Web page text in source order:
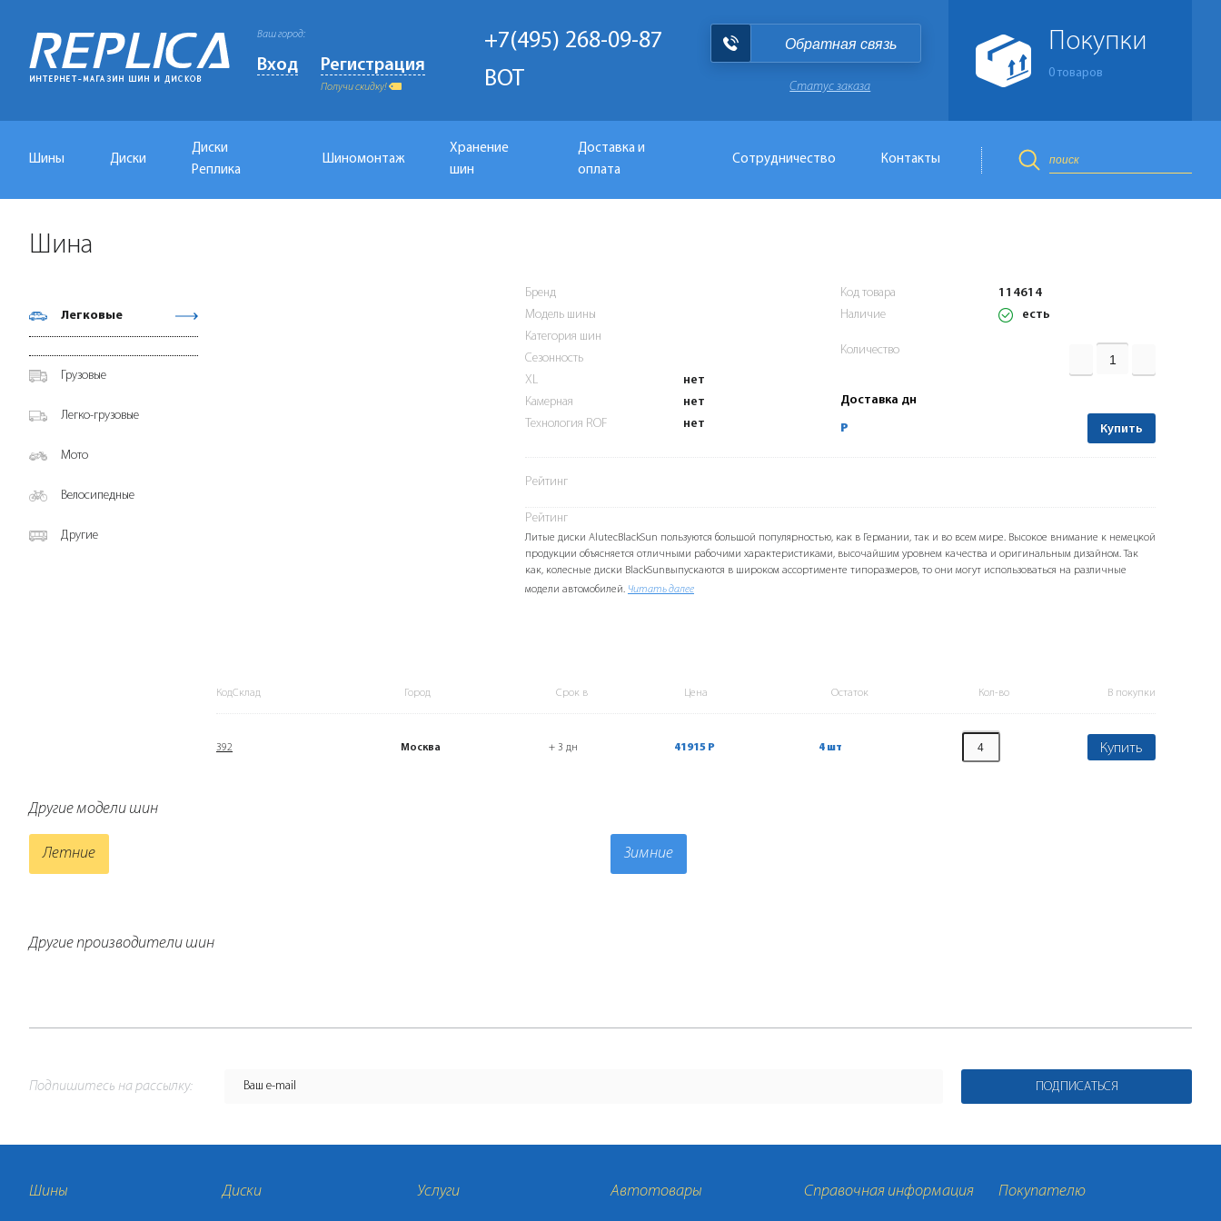
Ваш город:
Вход Регистрация
Получи скидку!
+7(495) 268-09-87
BOT
Обратная связь
Статус заказа
Покупки
0 товаров
Шины Диски
Диски
Реплика
Шиномонтаж
Хранение
шин
Доставка и
оплата
Сотрудничество Контакты
Шина
Легковые
Грузовые
Легко-грузовые
Мото
Велосипедные
Другие
Бренд
Модель шины
Категория шин
Сезонность
XL
нет
Камерная
нет
Технология ROF
нет
Код товара
114614
Наличие
есть
Количество
Доставка дн
Р Купить
Рейтинг
Рейтинг
Литые диски AlutecBlackSun пользуются большой популярностью, как в Германии, так и во всем мире. Высокое внимание к немецкой
продукции объясняется отличными рабочими характеристиками, высочайшим уровнем качества и оригинальным дизайном. Так
как, колесные диски BlackSunвыпускаются в широком ассортименте типоразмеров, то они могут использоваться на различные
модели автомобилей. Читать далее
КодСклад Город Срок в Цена Остаток Кол-во В покупки
392 Москва + 3 дн 41915 Р 4 шт Купить
Другие модели шин
Летние Зимние
Другие производители шин
Подпишитесь на рассылку: ПОДПИСАТЬСЯ
Шины Диски Услуги Автотовары Справочная информация Покупателю